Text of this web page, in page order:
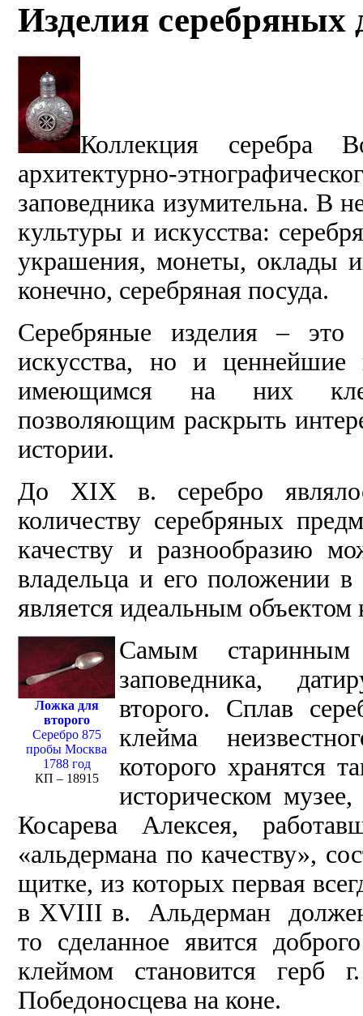
Изделия серебряных
Коллекция серебра
архитектурно-
заповедника изумительна. В
культуры и искусства:
украшения, монеты, оклады
конечно, серебряная посуда.
Серебряные изделия –
искусства, но и ценнейшие
имеющимся на них
позволяющим раскрыть
истории.
До XIX в. серебро
количеству серебряных
качеству и разнообразию
владельца и его положении
является идеальным
Ложка для
второго
Серебро 875
пробы Москва
1788 год
КП – 18915
Самым
заповедника,
второго. Сплав
клейма
которого хранятся
историческом
Косарева Алексея,
«альдермана по качеству»,
щитке, из которых первая
в XVIII в. Альдерман должен
то сделанное явится
клеймом становится герб
Победоносцева на коне.